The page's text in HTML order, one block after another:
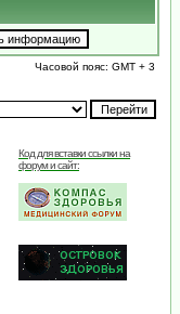
Часовой пояс: GMT + 3
Код для вставки ссылки на
форум и сайт: